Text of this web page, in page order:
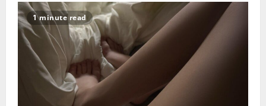
红！
女
人
下
面
长
什
么
样
啪
啪
1 minute read